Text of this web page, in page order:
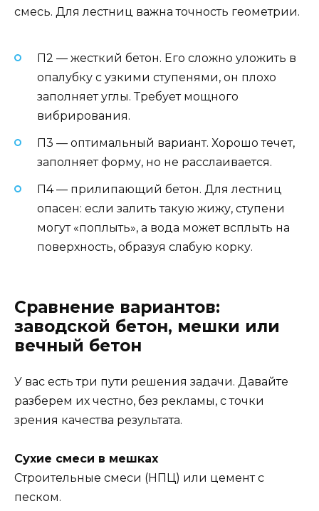
смесь. Для лестниц важна точность геометрии.
П2 — жесткий бетон. Его сложно уложить в
опалубку с узкими ступенями, он плохо
заполняет углы. Требует мощного
вибрирования.
П3 — оптимальный вариант. Хорошо течет,
заполняет форму, но не расслаивается.
П4 — прилипающий бетон. Для лестниц
опасен: если залить такую жижу, ступени
могут «поплыть», а вода может всплыть на
поверхность, образуя слабую корку.
Сравнение вариантов:
заводской бетон, мешки или
вечный бетон
У вас есть три пути решения задачи. Давайте
разберем их честно, без рекламы, с точки
зрения качества результата.
Сухие смеси в мешках
Строительные смеси (НПЦ) или цемент с
песком.